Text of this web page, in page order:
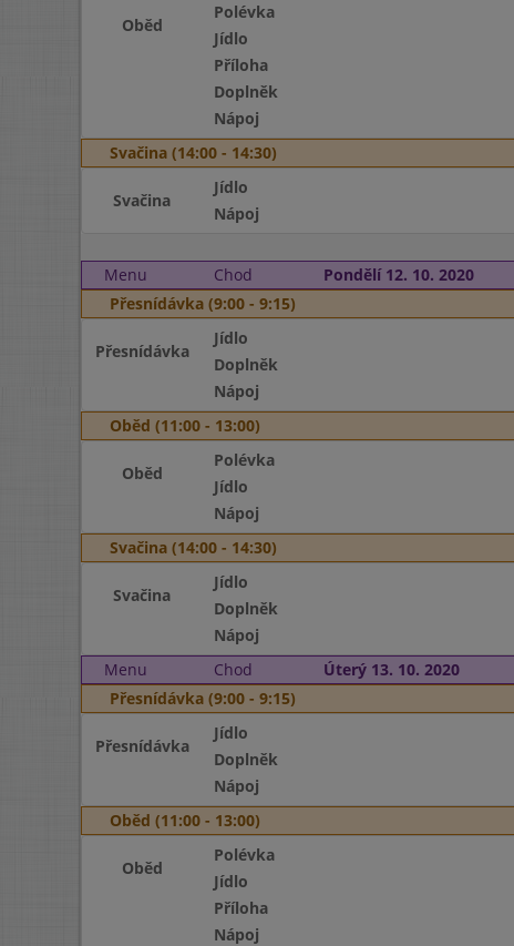
Oběd
Polévka
Jídlo
Příloha
Doplněk
Nápoj
Svačina (14:00 - 14:30)
Svačina
Jídlo
Nápoj
Menu
Chod Pondělí 12. 10. 2020
Přesnídávka (9:00 - 9:15)
Přesnídávka
Jídlo
Doplněk
Nápoj
Oběd (11:00 - 13:00)
Oběd
Polévka
Jídlo
Nápoj
Svačina (14:00 - 14:30)
Svačina
Jídlo
Doplněk
Nápoj
Menu
Chod Úterý 13. 10. 2020
Přesnídávka (9:00 - 9:15)
Přesnídávka
Jídlo
Doplněk
Nápoj
Oběd (11:00 - 13:00)
Oběd
Polévka
Jídlo
Příloha
Nápoj